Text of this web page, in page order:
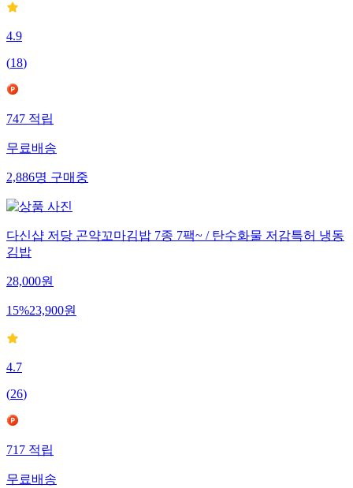
4.9
(18)
747 적립
무료배송
2,886명 구매중
다신샵 저당 곤약꼬마김밥 7종 7팩~ / 탄수화물 저감특허 냉동
김밥
28,000원
15%23,900원
4.7
(26)
717 적립
무료배송